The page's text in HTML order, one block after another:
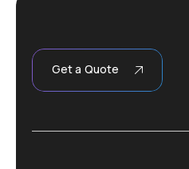
Get a Quote